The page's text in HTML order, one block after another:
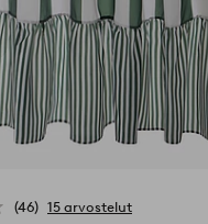
46 15 arvostelut